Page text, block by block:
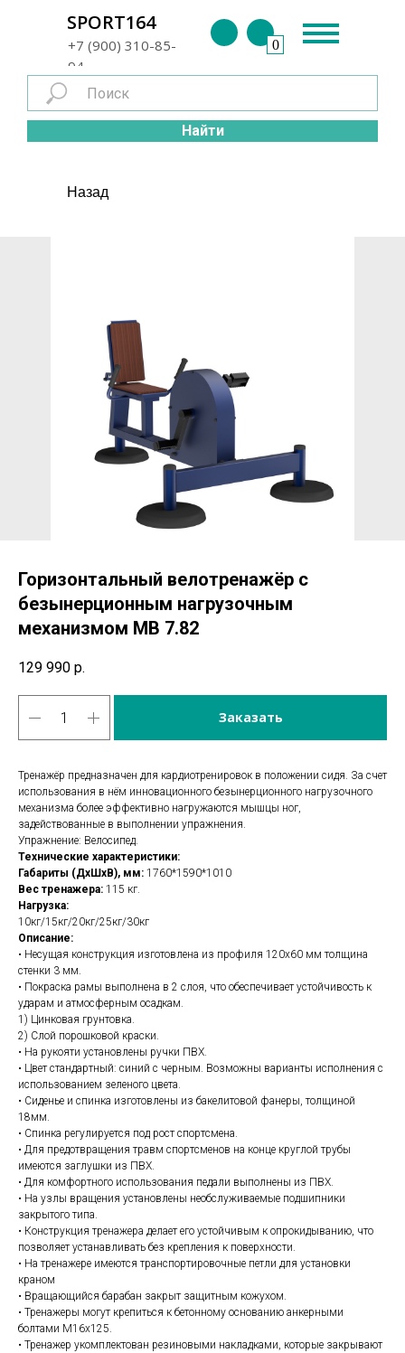
+7 (900) 310-85-
94
SPORT164
0
Найти
Назад
Горизонтальный велотренажёр с
безынерционным нагрузочным
механизмом МВ 7.82
129 990 р.
Заказать
Тренажёр предназначен для кардиотренировок в положении сидя. За счет
использования в нём инновационного безынерционного нагрузочного
механизма более эффективно нагружаются мышцы ног,
задействованные в выполнении упражнения.
Упражнение: Велосипед.
Технические характеристики:
Габариты (ДхШхВ), мм: 1760*1590*1010
Вес тренажера: 115 кг.
Нагрузка:
10кг/15кг/20кг/25кг/30кг
Описание:
• Несущая конструкция изготовлена из профиля 120х60 мм толщина
стенки 3 мм.
• Покраска рамы выполнена в 2 слоя, что обеспечивает устойчивость к
ударам и атмосферным осадкам.
1) Цинковая грунтовка.
2) Слой порошковой краски.
• На рукояти установлены ручки ПВХ.
• Цвет стандартный: синий с черным. Возможны варианты исполнения с
использованием зеленого цвета.
• Сиденье и спинка изготовлены из бакелитовой фанеры, толщиной
18мм.
• Спинка регулируется под рост спортсмена.
• Для предотвращения травм спортсменов на конце круглой трубы
имеются заглушки из ПВХ.
• Для комфортного использования педали выполнены из ПВХ.
• На узлы вращения установлены необслуживаемые подшипники
закрытого типа.
• Конструкция тренажера делает его устойчивым к опрокидыванию, что
позволяет устанавливать без крепления к поверхности.
• На тренажере имеются транспортировочные петли для установки
краном
• Вращающийся барабан закрыт защитным кожухом.
• Тренажеры могут крепиться к бетонному основанию анкерными
болтами М16х125.
• Тренажер укомплектован резиновыми накладками, которые закрывают